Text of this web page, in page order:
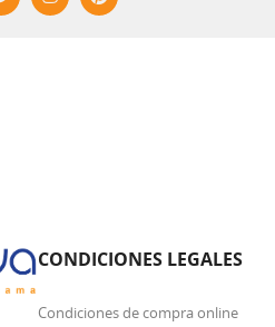
CONDICIONES LEGALES
Condiciones de compra online